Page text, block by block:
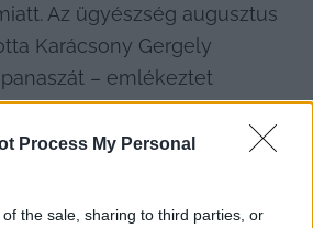
Process My Personal
the sale, sharing to third parties, or
Az ügyészség augusztus
Karácsony Gergely
– emlékeztet
úgy módosította az